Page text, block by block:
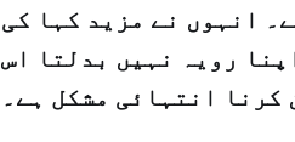
انہوں نے مزید کہا کی
رویہ نہیں بدلتا اس